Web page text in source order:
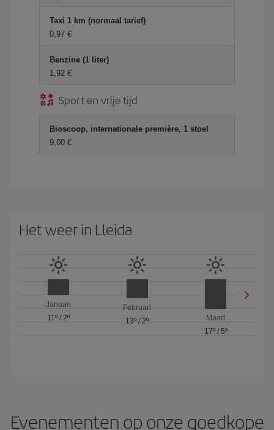
Taxi 1 km (normaal tarief)
0,97 €
Benzine (1 liter)
1,92 €
Sport en vrije tijd
Bioscoop, internationale première, 1 stoel
9,00 €
Het weer in Lleida
Januari
11º/ 2º
Februari
13º / 2º
Maart
17º/ 5º
Evenementen op onze goedkope